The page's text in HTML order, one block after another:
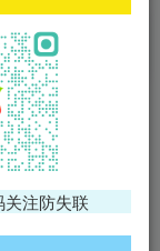
视源码
视源码
4G3M服务器38元/
注防失联